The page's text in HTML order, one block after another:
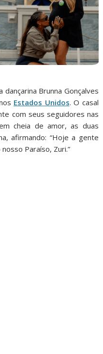
dançarina Brunna Gonçalves
Estados Unidos. O casal
com seus seguidores nas
cheia de amor, as duas
afirmando: “Hoje a gente
Paraíso, Zuri.”